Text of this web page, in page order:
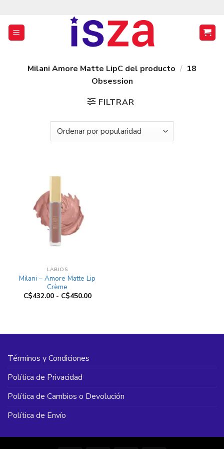
contenido
Milani Amore Matte LipC del producto / 18
Obsession
FILTRAR
LABIOS
Milani – Amore Matte Lip
Crème
C$432.00 - C$450.00Rango
C$450.00
Términos y Condiciones
Política de Privacidad
Política de Cambios o Devolución
Política de Envío